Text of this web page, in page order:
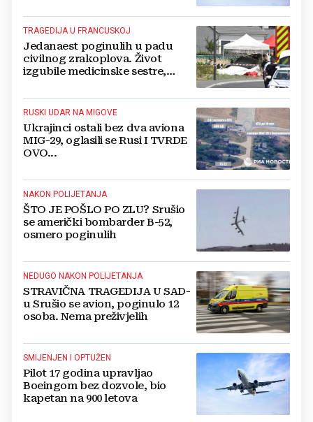
TRAGEDIJA U FRANCUSKOJ
Jedanaest poginulih u padu
civilnog zrakoplova. Život
izgubile medicinske sestre,
RUSKI UDAR NA MIGOVE
Ukrajinci ostali bez dva aviona
MIG-29, oglasili se Rusi I TVRDE
OVO...
NAKON POLIJETANJA
ŠTO JE POŠLO PO ZLU? Srušio
se američki bombarder B-52,
osmero poginulih
NEDUGO NAKON POLIJETANJA
STRAVIČNA TRAGEDIJA U SAD-
u Srušio se avion, poginulo 12
osoba. Nema preživjelih
SMIJENJEN I OPTUŽEN
Pilot 17 godina upravljao
Boeingom bez dozvole, bio
kapetan na 900 letova